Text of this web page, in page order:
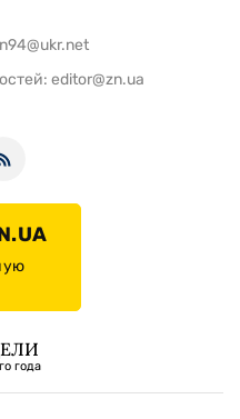
editor@zn.ua
года